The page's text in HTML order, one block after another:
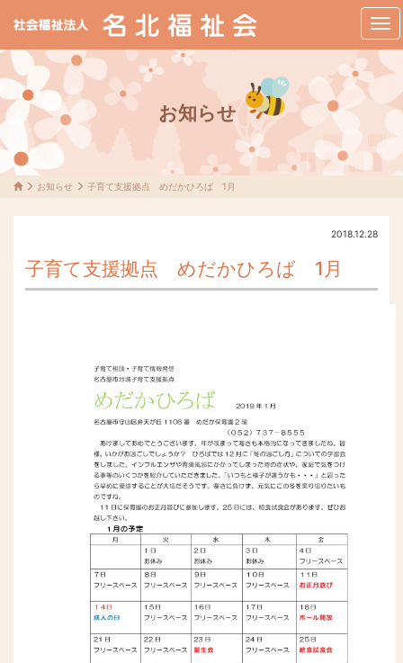
メ
ニ
ュ
ー
お知らせ
お知らせ 子育て支援拠点 めだかひろば 1月
2018.12.28
子育て支援拠点 めだかひろば 1月